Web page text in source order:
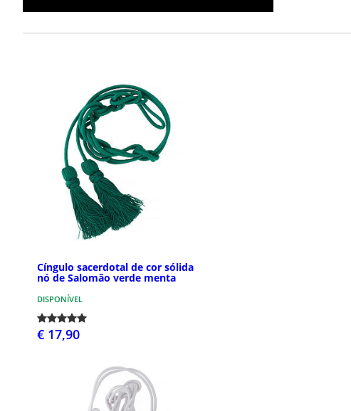
Cíngulo sacerdotal de cor sólida
nó de Salomão verde menta
DISPONÍVEL
€ 17,90